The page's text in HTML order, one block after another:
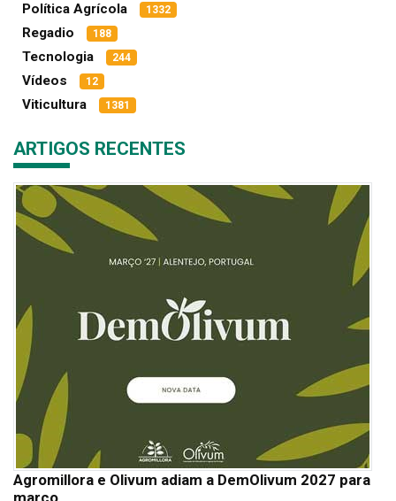
Política Agrícola 1332
Regadio 188
Tecnologia 244
Vídeos 12
Viticultura 1381
ARTIGOS RECENTES
Agromillora e Olivum adiam a DemOlivum 2027 para